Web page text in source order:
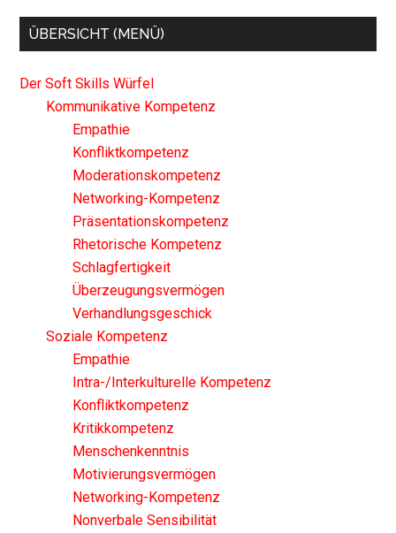
ÜBERSICHT (MENÜ)
Der Soft Skills Würfel
Kommunikative Kompetenz
Empathie
Konfliktkompetenz
Moderationskompetenz
Networking-Kompetenz
Präsentationskompetenz
Rhetorische Kompetenz
Schlagfertigkeit
Überzeugungsvermögen
Verhandlungsgeschick
Soziale Kompetenz
Empathie
Intra-/Interkulturelle Kompetenz
Konfliktkompetenz
Kritikkompetenz
Menschenkenntnis
Motivierungsvermögen
Networking-Kompetenz
Nonverbale Sensibilität